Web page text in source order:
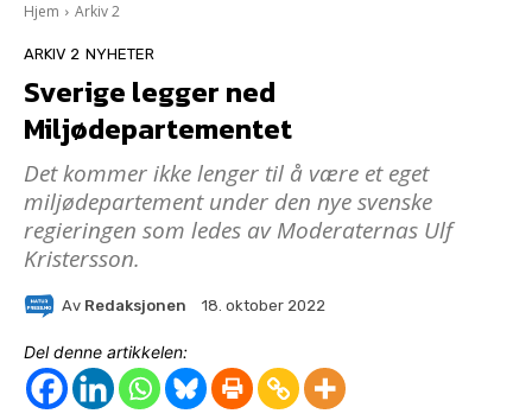
Hjem Arkiv 2
ARKIV 2 NYHETER
Sverige legger ned
Miljødepartementet
Det kommer ikke lenger til å være et eget
miljødepartement under den nye svenske
regieringen som ledes av Moderaternas Ulf
Kristersson.
Av Redaksjonen 18. oktober 2022
Del denne artikkelen: